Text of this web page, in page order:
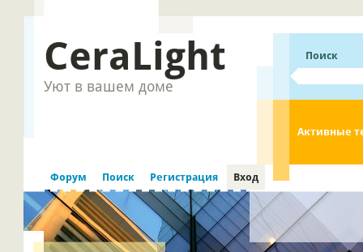
Поиск
CeraLight
Уют в вашем доме
Форум Поиск Регистрация Вход
Активные